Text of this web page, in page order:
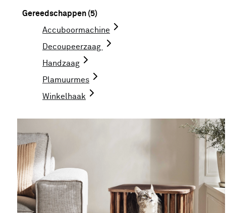
Gereedschappen (5)
Accuboormachine
Decoupeerzaag
Handzaag
Plamuurmes
Winkelhaak